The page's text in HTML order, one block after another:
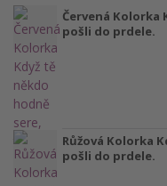
Červená Kolorka
pošli do prdele.
Růžová Kolorka
pošli do prdele.